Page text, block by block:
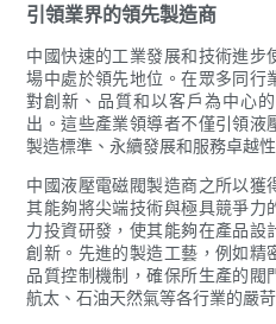
引領業界的領先製造商
中國快速的工業發展和技術進步
場中處於領先地位。在眾多同行
對創新、品質和以客戶為中心
出。這些產業領導者不僅引領液
製造標準、永續發展和服務卓越
中國液壓電磁閥製造商之所以獲
其能夠將尖端技術與極具競爭力
力投資研發，使其能夠在產品設
創新。先進的製造工藝，例如精
品質控制機制，確保所生產的閥
航太、石油天然氣等各行業的嚴苛